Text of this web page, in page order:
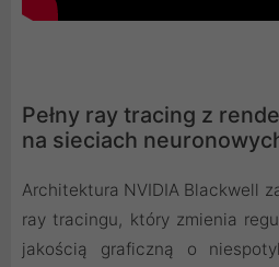
Pełny ray tracing z
na sieciach
Architektura NVIDIA Blackwell
ray tracingu, który zmienia
jakością graficzną o